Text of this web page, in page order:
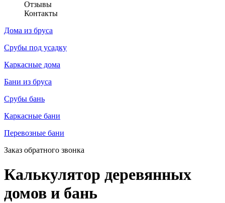
Отзывы
Контакты
Дома из бруса
Срубы под усадку
Каркасные дома
Бани из бруса
Срубы бань
Каркасные бани
Перевозные бани
Заказ обратного звонка
Калькулятор деревянных
домов и бань